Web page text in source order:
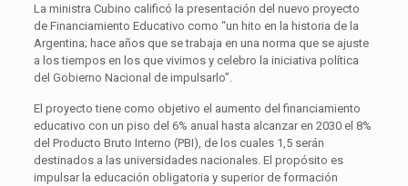
La ministra Cubino calificó la presentación del nuevo proyecto
de Financiamiento Educativo como “un hito en la historia de la
Argentina; hace años que se trabaja en una norma que se ajuste
a los tiempos en los que vivimos y celebro la iniciativa política
del Gobierno Nacional de impulsarlo”.
El proyecto tiene como objetivo el aumento del financiamiento
educativo con un piso del 6% anual hasta alcanzar en 2030 el 8%
del Producto Bruto Interno (PBI), de los cuales 1,5 serán
destinados a las universidades nacionales. El propósito es
impulsar la educación obligatoria y superior de formación